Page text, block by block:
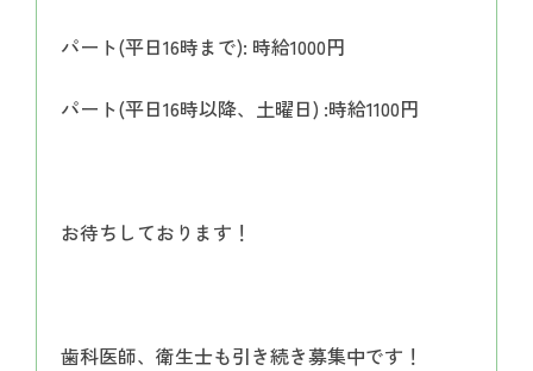
パート(平日16時まで): 時給1000円
パート(平日16時以降、土曜日) :時給1100円
お待ちしております！
歯科医師、衛生士も引き続き募集中です！